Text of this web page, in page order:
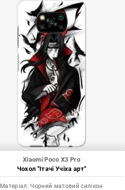
Xiaomi Poco X3 Pro
Чохол "Ітачі Учіха арт"
Матеріал: Чорний матовий силікон